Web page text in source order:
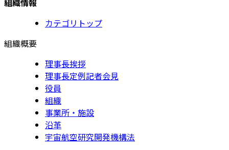
組織情報
カテゴリトップ
組織概要
理事長挨拶
理事長定例記者会見
役員
組織
事業所・施設
沿革
宇宙航空研究開発機構法